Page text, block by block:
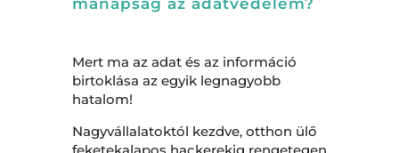
manapság az adatvédelem?
Mert ma az adat és az információ
birtoklása az egyik legnagyobb
hatalom!
Nagyvállalatoktól kezdve, otthon ülő